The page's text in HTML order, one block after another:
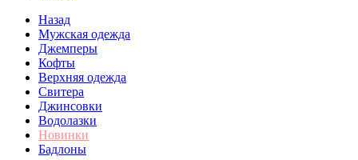
Назад
Мужская одежда
Джемперы
Кофты
Верхняя одежда
Свитера
Джинсовки
Водолазки
Новинки
Бадлоны